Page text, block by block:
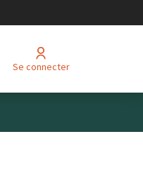
Se connecter